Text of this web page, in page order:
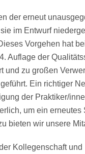
der erneut
im Entwurf
Vorgehen hat
Auflage der
und zu großen
Ein richtiger
der Praktiker/
um ein erneutes
bieten wir unsere
Kollegenschaft und